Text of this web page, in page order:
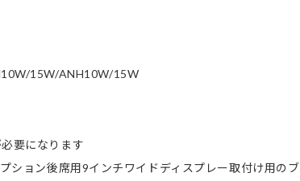
15W/ANH10W/15W
要になります
ション後席用9インチワイドディスプレー取付け用のブ